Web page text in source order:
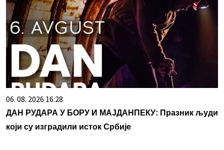
06. 08. 2026 16:28
ДАН РУДАРА У БОРУ И МАЈДАНПЕКУ: Празник људи
који су изградили исток Србије